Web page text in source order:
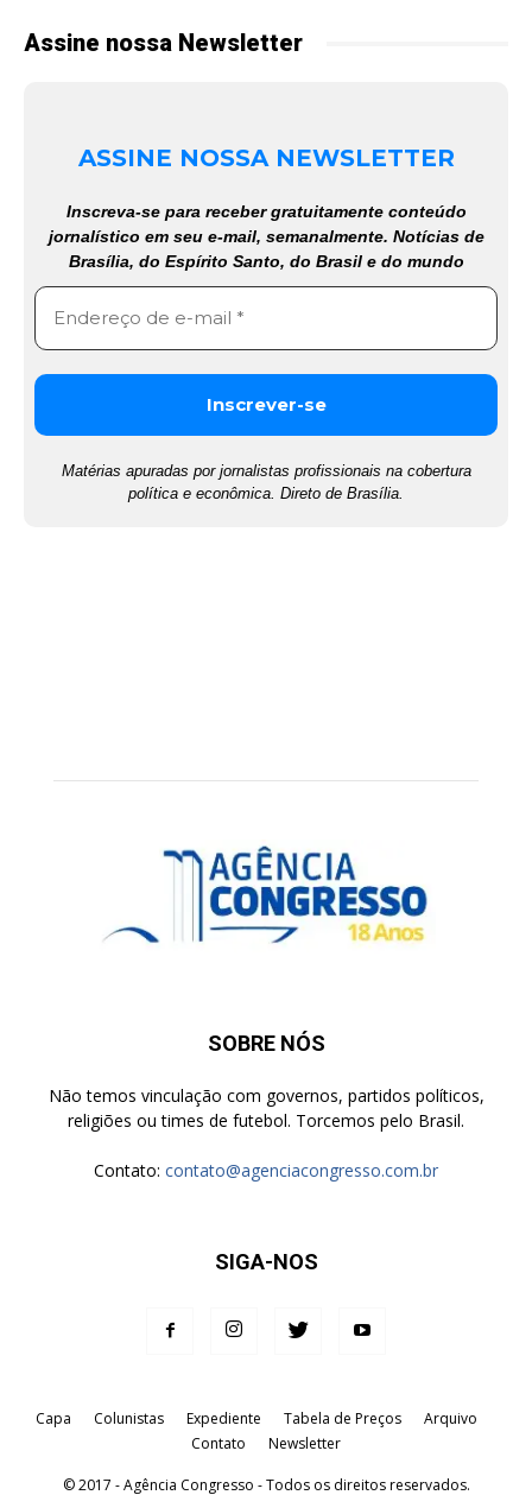
Assine nossa Newsletter
ASSINE NOSSA NEWSLETTER
Inscreva-se para receber gratuitamente conteúdo
jornalístico em seu e-mail, semanalmente. Notícias de
Brasília, do Espírito Santo, do Brasil e do mundo
Matérias apuradas por jornalistas profissionais na cobertura
política e econômica. Direto de Brasília.
SOBRE NÓS
Não temos vinculação com governos, partidos políticos,
religiões ou times de futebol. Torcemos pelo Brasil.
Contato: contato@agenciacongresso.com.br
SIGA-NOS
Capa Colunistas Expediente Tabela de Preços
Arquivo
Contato
Newsletter
© 2017 - Agência Congresso - Todos os direitos reservados.